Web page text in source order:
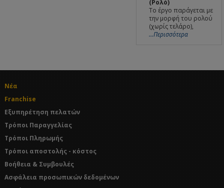
(Ρολό)
Το έργο παράγεται με
την μορφή του ρολού
(χωρίς τελάρο),
...Περισσότερα
Νέα
Franchise
Εξυπηρέτηση πελατών
Τρόποι Παραγγελίας
Τρόποι Πληρωμής
Τρόποι αποστολής - κόστος
Βοήθεια & Συμβουλές
Ασφάλεια προσωπικών δεδομένων